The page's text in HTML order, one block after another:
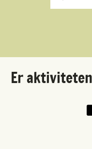
Er